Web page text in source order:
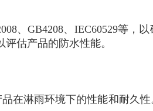
、GB4208、IEC60529等，
估产品的防水性能。
在淋雨环境下的性能和耐久